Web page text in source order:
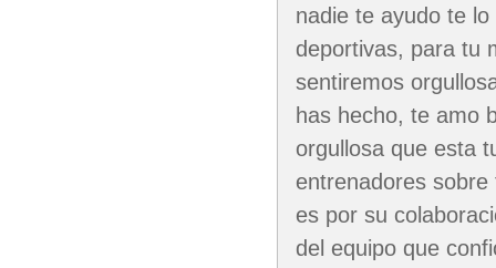
nadie te ayudo te
deportivas, para tu
sentiremos
has hecho, te amo
orgullosa que esta
entrenadores
es por su
del equipo que